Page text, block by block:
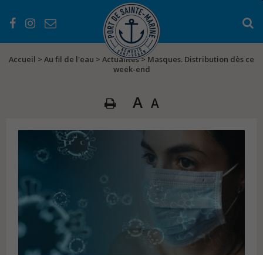
Accueil > Au fil de l'eau > Actualités>Masques. Distribution dès ce
week-end
A A
PRÉSENTATION
Les services
Les équipements
EN PRATIQUE
Les atouts du Port
Séjourner au Port